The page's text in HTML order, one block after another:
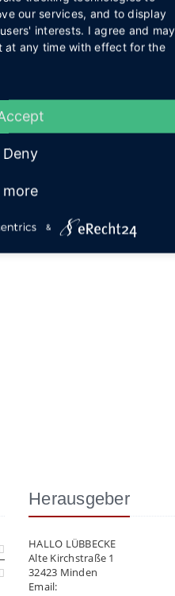
Herausgeber
HALLO LÜBBECKE
Alte Kirchstraße 1
32423 Minden
Email:
our services, and to display
interests. I agree and may
at any time with effect for the
Deny
more
&